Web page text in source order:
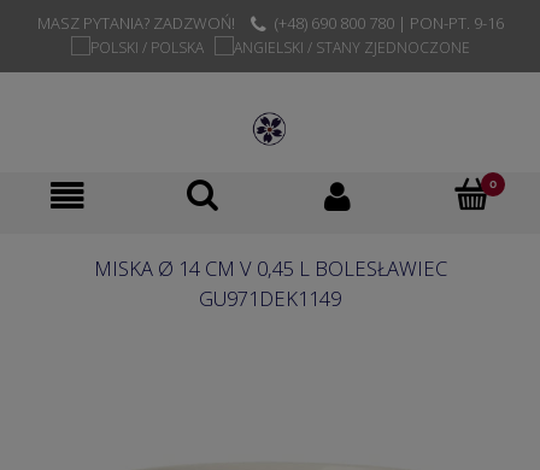
MASZ PYTANIA? ZADZWOŃ! (+48) 690 800 780 | PON-PT. 9-16
MISKA Ø 14 CM V 0,45 L BOLESŁAWIEC
GU971DEK1149